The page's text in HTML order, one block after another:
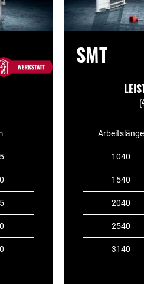
SMT
Arbeitslänge
1040
1540
2040
2540
3140